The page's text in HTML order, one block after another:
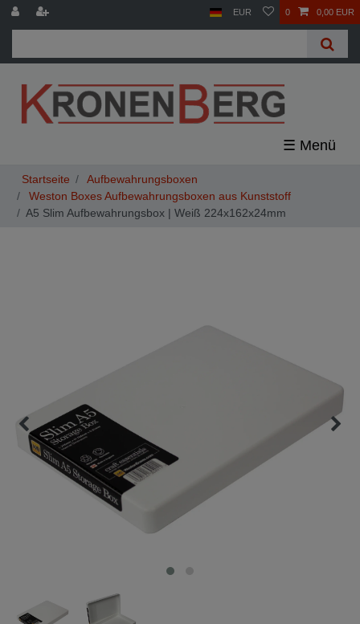
EUR 0 0,00 EUR
☰
Aufbewahrungsboxen
Weston Boxes Aufbewahrungsboxen aus Kunststoff
A5 Slim Aufbewahrungsbox | Weiß 224x162x24mm